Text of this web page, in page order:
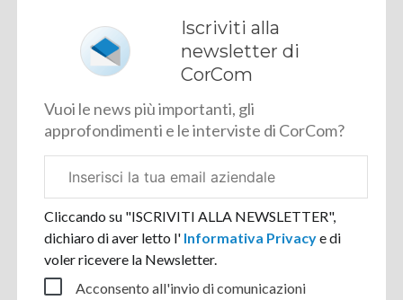
Iscriviti alla
newsletter di
CorCom
Vuoi le news più importanti, gli
approfondimenti e le interviste di CorCom?
aziendale
Cliccando su "ISCRIVITI ALLA NEWSLETTER",
dichiaro di aver letto l' Informativa Privacye di
voler ricevere la Newsletter.
Acconsento all'invio di comunicazioni